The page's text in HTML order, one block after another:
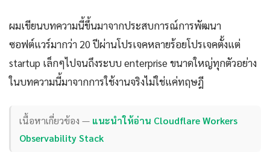
ผมเขียนบทความนี้ขึ้นมาจากประสบการณ์การพัฒนา
ซอฟต์แวร์มากว่า 20 ปีผ่านโปรเจคหลายร้อยโปรเจคตั้งแต่
startup เล็กๆไปจนถึงระบบ enterprise ขนาดใหญ่ทุกตัวอย่าง
ในบทความนี้มาจากการใช้งานจริงไม่ใช่แค่ทฤษฎี
เนื้อหาเกี่ยวข้อง — แนะนำให้อ่าน Cloudflare Workers
Observability Stack